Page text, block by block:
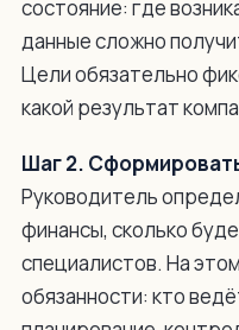
состояние: где
данные сложно
Цели обязательно
какой результат
Шаг 2.
Руководитель
финансы, сколько
специалистов. На
обязанности: кто